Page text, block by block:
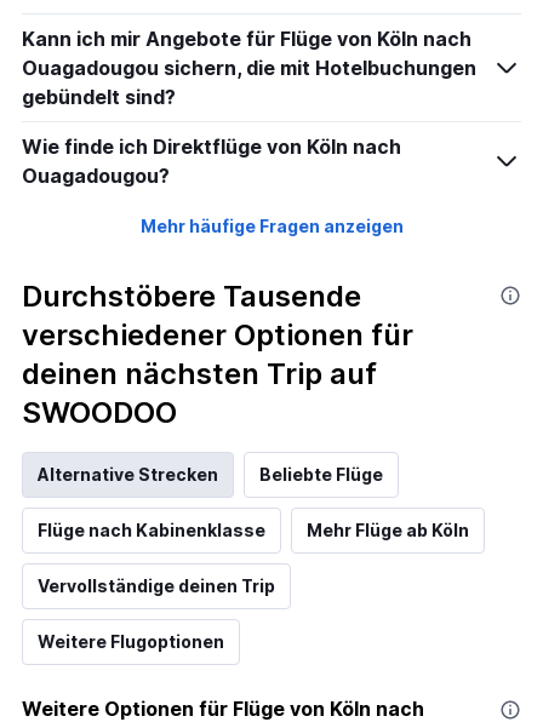
Kann ich mir Angebote für Flüge von Köln nach
Ouagadougou sichern, die mit Hotelbuchungen
gebündelt sind?
Wie finde ich Direktflüge von Köln nach
Ouagadougou?
Mehr häufige Fragen anzeigen
Durchstöbere Tausende
verschiedener Optionen für
deinen nächsten Trip auf
SWOODOO
Alternative Strecken Beliebte Flüge
Flüge nach Kabinenklasse Mehr Flüge ab Köln
Vervollständige deinen Trip
Weitere Flugoptionen
Weitere Optionen für Flüge von Köln nach